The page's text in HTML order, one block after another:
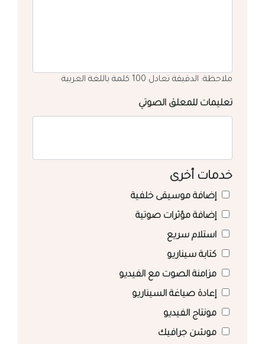
ملاحظة: الدقيقة تعادل 100 كلمة باللغة العربية
تعليمات للمعلق الصوتي
خدمات أخرى
إضافة موسيقى خلفية
إضافة مؤثرات صوتية
استلام سريع
كتابة سيناريو
مزامنة الصوت مع الفيديو
إعادة صياغة السيناريو
مونتاج الفيديو
موشن جرافيك